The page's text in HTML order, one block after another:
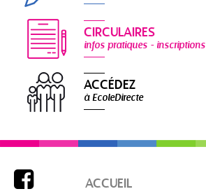
CIRCULAIRES
infos pratiques - inscriptions
ACCÉDEZ
à EcoleDirecte
 ACCUEIL